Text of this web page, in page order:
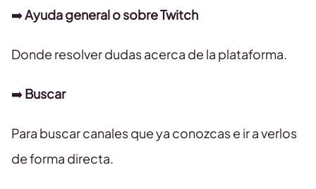
➡️Ayuda general o sobre Twitch
Donde resolver dudas acerca de la plataforma.
➡️Buscar
Para buscar canales que ya conozcas e ir a verlos
de forma directa.